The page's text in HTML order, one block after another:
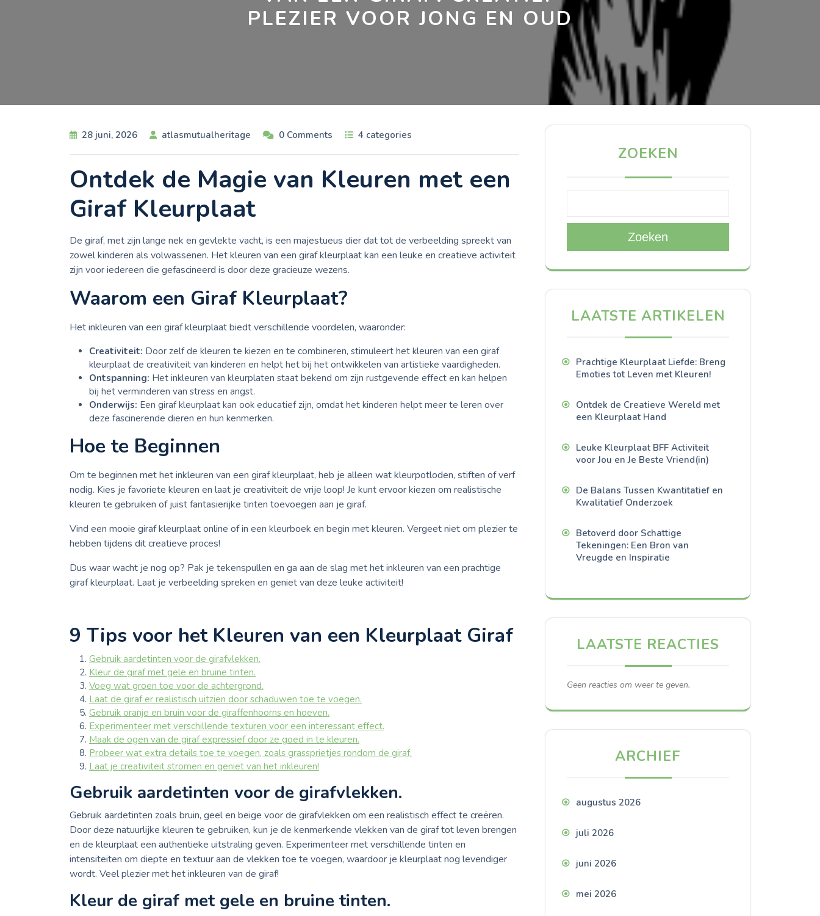
PLEZIER VOOR JONG EN OUD
28 juni, 2026 atlasmutualheritage 0 Comments 4 categories
Ontdek de Magie van Kleuren met een
Giraf Kleurplaat
De giraf, met zijn lange nek en gevlekte vacht, is een majestueus dier dat tot de verbeelding spreekt van
zowel kinderen als volwassenen. Het kleuren van een giraf kleurplaat kan een leuke en creatieve activiteit
zijn voor iedereen die gefascineerd is door deze gracieuze wezens.
Waarom een Giraf Kleurplaat?
Het inkleuren van een giraf kleurplaat biedt verschillende voordelen, waaronder:
Creativiteit: Door zelf de kleuren te kiezen en te combineren, stimuleert het kleuren van een giraf
kleurplaat de creativiteit van kinderen en helpt het bij het ontwikkelen van artistieke vaardigheden.
Ontspanning: Het inkleuren van kleurplaten staat bekend om zijn rustgevende effect en kan helpen
bij het verminderen van stress en angst.
Onderwijs: Een giraf kleurplaat kan ook educatief zijn, omdat het kinderen helpt meer te leren over
deze fascinerende dieren en hun kenmerken.
Hoe te Beginnen
Om te beginnen met het inkleuren van een giraf kleurplaat, heb je alleen wat kleurpotloden, stiften of verf
nodig. Kies je favoriete kleuren en laat je creativiteit de vrije loop! Je kunt ervoor kiezen om realistische
kleuren te gebruiken of juist fantasierijke tinten toevoegen aan je giraf.
Vind een mooie giraf kleurplaat online of in een kleurboek en begin met kleuren. Vergeet niet om plezier te
hebben tijdens dit creatieve proces!
Dus waar wacht je nog op? Pak je tekenspullen en ga aan de slag met het inkleuren van een prachtige
giraf kleurplaat. Laat je verbeelding spreken en geniet van deze leuke activiteit!
9 Tips voor het Kleuren van een Kleurplaat Giraf
Gebruik aardetinten voor de girafvlekken.
Kleur de giraf met gele en bruine tinten.
Voeg wat groen toe voor de achtergrond.
Laat de giraf er realistisch uitzien door schaduwen toe te voegen.
Gebruik oranje en bruin voor de giraffenhoorns en hoeven.
Experimenteer met verschillende texturen voor een interessant effect.
Maak de ogen van de giraf expressief door ze goed in te kleuren.
Probeer wat extra details toe te voegen, zoals grassprietjes rondom de giraf.
Laat je creativiteit stromen en geniet van het inkleuren!
Gebruik aardetinten voor de girafvlekken.
Gebruik aardetinten zoals bruin, geel en beige voor de girafvlekken om een realistisch effect te creëren.
Door deze natuurlijke kleuren te gebruiken, kun je de kenmerkende vlekken van de giraf tot leven brengen
en de kleurplaat een authentieke uitstraling geven. Experimenteer met verschillende tinten en
intensiteiten om diepte en textuur aan de vlekken toe te voegen, waardoor je kleurplaat nog levendiger
wordt. Veel plezier met het inkleuren van de giraf!
Kleur de giraf met gele en bruine tinten.
ZOEKEN
Zoeken
LAATSTE ARTIKELEN
Prachtige Kleurplaat Liefde: Breng
Emoties tot Leven met Kleuren!
Ontdek de Creatieve Wereld met
een Kleurplaat Hand
Leuke Kleurplaat BFF Activiteit
voor Jou en Je Beste Vriend(in)
De Balans Tussen Kwantitatief en
Kwalitatief Onderzoek
Betoverd door Schattige
Tekeningen: Een Bron van
Vreugde en Inspiratie
LAATSTE REACTIES
Geen reacties om weer te geven.
ARCHIEF
augustus 2026
juli 2026
juni 2026
mei 2026